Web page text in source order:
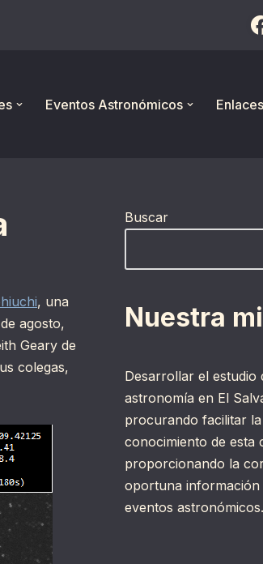
Eventos Astronómicos
, una
agosto,
Geary de
colegas,
Buscar
Nuestra
Desarrollar el estudio
astronomía en El
procurando facilitar
conocimiento de esta
proporcionando la
oportuna información
eventos astronómicos.